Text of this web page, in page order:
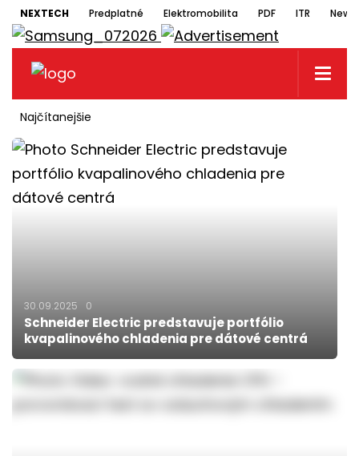
NEXTECH Predplatné Elektromobilita PDF ITR
Najčítanejšie
30.09.2025 0
Schneider Electric predstavuje portfólio
kvapalinového chladenia pre dátové centrá